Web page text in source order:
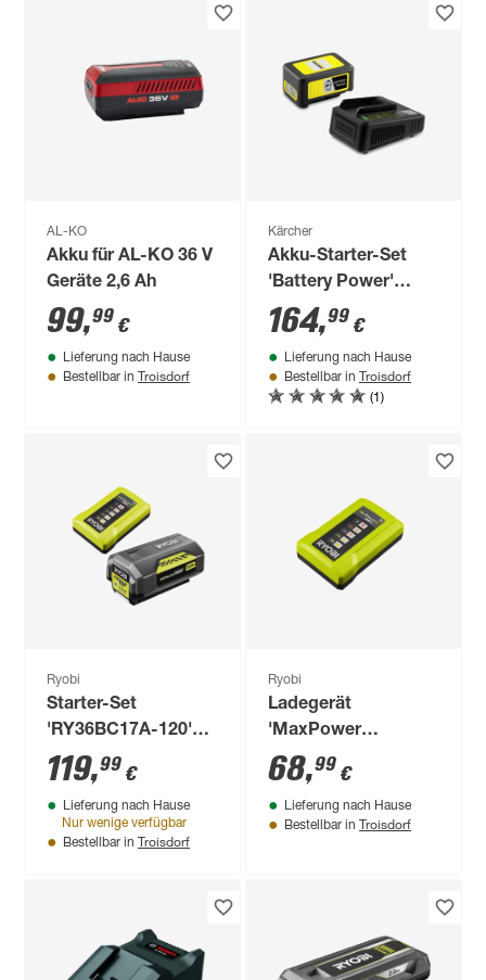
AL-KO
Akku für AL-KO 36 V
Geräte 2,6 Ah
99,99 €
Lieferung nach Hause
Bestellbar in Troisdorf
Kärcher
Akku-Starter-Set
'Battery Power'
Ladegerät und Akku
36 V, 2,5 Ah
164,99 €
Lieferung nach Hause
Bestellbar in Troisdorf
(1)
Ryobi
Starter-Set
'RY36BC17A-120'
Akku und Ladegerät,
36 V 2,0 Ah
119,99 €
Lieferung nach Hause
Nur wenige verfügbar
Bestellbar in Troisdorf
Ryobi
Ladegerät
'MaxPower
RY36C17A' 36 V 1,7
A
68,99 €
Lieferung nach Hause
Bestellbar in Troisdorf